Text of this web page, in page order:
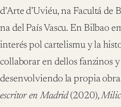
d’Arte d’Uviéu, na Facultá de
na del País Vascu. En Bilbao
interés pol cartelismu y la
collaborar en dellos fanzinos y
desenvolviendo la propia
escritor en Madrid(2020),